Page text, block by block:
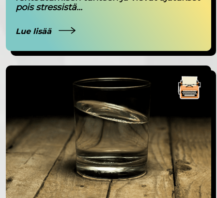
pois stressistä...
Lue lisää